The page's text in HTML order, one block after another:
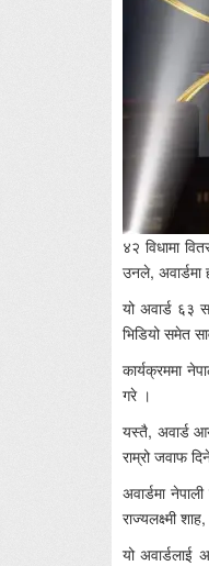
४२ विधामा
उनले, अवार्डमा
यो अवार्ड ६३
भिडियो समेत
कार्यक्रममा
गरे ।
यस्तै, अवार्ड
राम्रो जवाफ
अवार्डमा
राज्यलक्ष्मी
यो अवार्डलाई